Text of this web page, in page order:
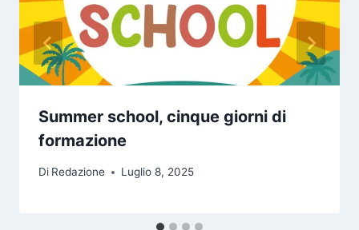
Summer school, cinque giorni di
formazione
Di Redazione Luglio 8, 2025